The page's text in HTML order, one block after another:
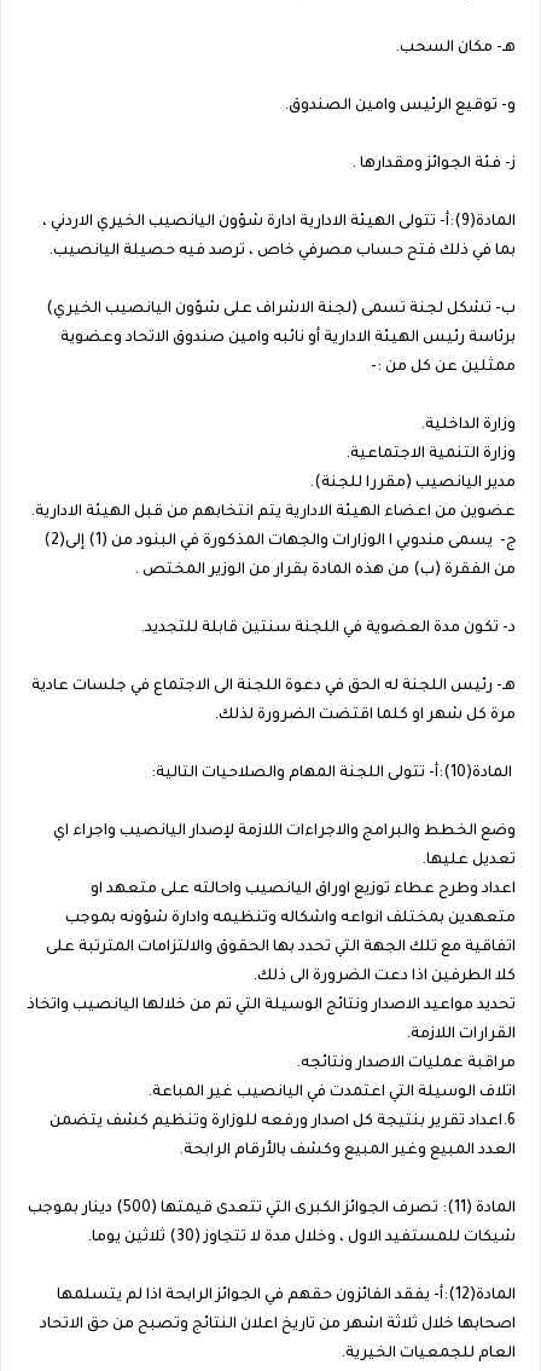
هـ- مكان السحب.
و‌- توقيع الرئيس وامين الصندوق.
ز‌- فئة الجوائز ومقدارها .
المادة(9):أ- تتولى الهيئة الادارية ادارة شؤون اليانصيب الخيري الاردني ،
بما في ذلك فتح حساب مصرفي خاص ، ترصد فيه حصيلة اليانصيب.
ب- تشكل لجنة تسمى (لجنة الاشراف على شؤون اليانصيب الخيري)
برئاسة رئيس الهيئة الادارية أو نائبه وامين صندوق الاتحاد وعضوية
ممثلين عن كل من :-
وزارة الداخلية.
وزارة التنمية الاجتماعية.
مدير اليانصيب (مقررا للجنة).
عضوين من اعضاء الهيئة الادارية يتم انتخابهم من قبل الهيئة الادارية.
ج- يسمى مندوبي ا الوزارات والجهات المذكورة في البنود من (1) إلى(2)
من الفقرة (ب) من هذه المادة بقرار من الوزير المختص .
د- تكون مدة العضوية في اللجنة سنتين قابلة للتجديد.
هـ- رئيس اللجنة له الحق في دعوة اللجنة الى الاجتماع في جلسات عادية
مرة كل شهر او كلما اقتضت الضرورة لذلك.
المادة(10):أ- تتولى اللجنة المهام والصلاحيات التالية:
وضع الخطط والبرامج والاجراءات اللازمة لإصدار اليانصيب واجراء اي
تعديل عليها.
اعداد وطرح عطاء توزيع اوراق اليانصيب واحالته على متعهد او
متعهدين بمختلف انواعه واشكاله وتنظيمه وادارة شؤونه بموجب
اتفاقية مع تلك الجهة التي تحدد بها الحقوق والالتزامات المترتبة على
كلا الطرفين اذا دعت الضرورة الى ذلك.
تحديد مواعيد الاصدار ونتائج الوسيلة التي تم من خلالها اليانصيب واتخاذ
القرارات اللازمة.
مراقبة عمليات الاصدار ونتائجه.
اتلاف الوسيلة التي اعتمدت في اليانصيب غير المباعة.
6.اعداد تقرير بنتيجة كل اصدار ورفعه للوزارة وتنظيم كشف يتضمن
العدد المبيع وغير المبيع وكشف بالأرقام الرابحة.
المادة (11): تصرف الجوائز الكبرى التي تتعدى قيمتها (500) دينار بموجب
شيكات للمستفيد الاول ، وخلال مدة لا تتجاوز (30) ثلاثين يوما.
المادة(12):أ- يفقد الفائزون حقهم في الجوائز الرابحة اذا لم يتسلمها
اصحابها خلال ثلاثة اشهر من تاريخ اعلان النتائج وتصبح من حق الاتحاد
العام للجمعيات الخيرية.